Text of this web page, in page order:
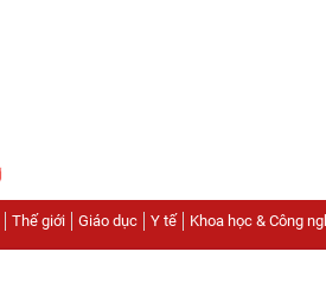
Thế giới Giáo dục Y tế Khoa học & Công